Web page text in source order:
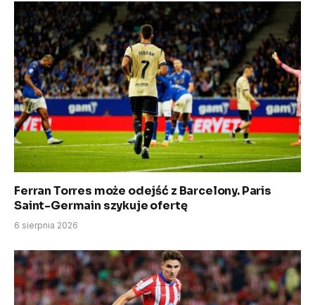
Ferran Torres może odejść z Barcelony. Paris
Saint-Germain szykuje ofertę
6 sierpnia 2026